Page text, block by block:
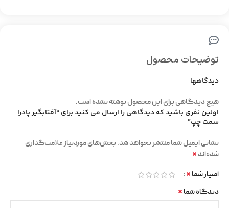
توضیحات محصول
دیدگاهها
هیچ دیدگاهی برای این محصول نوشته نشده است.
اولین نفری باشید که دیدگاهی را ارسال می کنید برای “آفتابگیر پادرا
سمت چپ”
نشانی ایمیل شما منتشر نخواهد شد.بخش‌های موردنیاز علامت‌گذاری
شده‌اند *
امتیاز شما *
دیدگاه شما *